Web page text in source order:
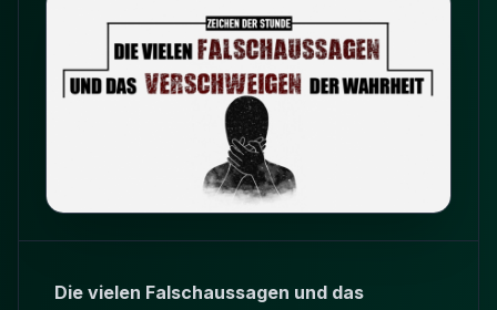
Die vielen Falschaussagen und das